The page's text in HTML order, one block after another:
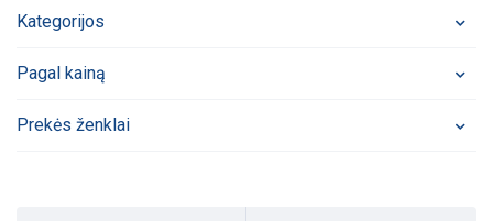
Kategorijos
Pagal kainą
Prekės ženklai